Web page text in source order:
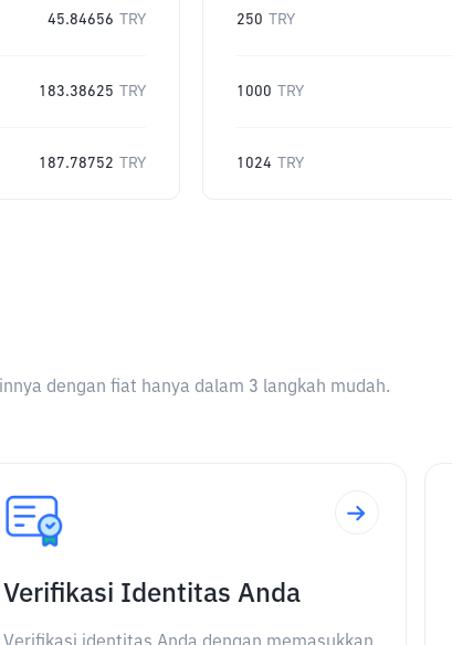
45.84656 TRY
183.38625 TRY
187.78752 TRY
250 TRY
1000 TRY
1024 TRY
dengan fiat hanya dalam 3 langkah mudah.
Verifikasi Identitas Anda